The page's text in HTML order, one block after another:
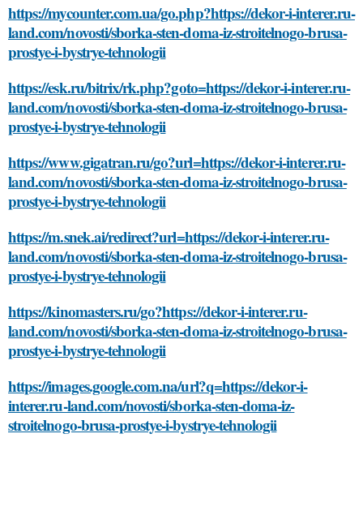
https://mycounter.com.ua/go.php?https://dekor-i-interer.ru-
land.com/novosti/sborka-sten-doma-iz-stroitelnogo-brusa-
prostye-i-bystrye-tehnologii
https://esk.ru/bitrix/rk.php?goto=https://dekor-i-interer.ru-
land.com/novosti/sborka-sten-doma-iz-stroitelnogo-brusa-
prostye-i-bystrye-tehnologii
https://www.gigatran.ru/go?url=https://dekor-i-interer.ru-
land.com/novosti/sborka-sten-doma-iz-stroitelnogo-brusa-
prostye-i-bystrye-tehnologii
https://m.snek.ai/redirect?url=https://dekor-i-interer.ru-
land.com/novosti/sborka-sten-doma-iz-stroitelnogo-brusa-
prostye-i-bystrye-tehnologii
https://kinomasters.ru/go?https://dekor-i-interer.ru-
land.com/novosti/sborka-sten-doma-iz-stroitelnogo-brusa-
prostye-i-bystrye-tehnologii
https://images.google.com.na/url?q=https://dekor-i-
interer.ru-land.com/novosti/sborka-sten-doma-iz-
stroitelnogo-brusa-prostye-i-bystrye-tehnologii